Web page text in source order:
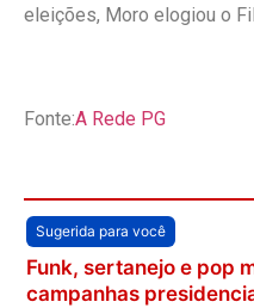
eleições, Moro elogiou o
Fonte:A Rede PG
Sugerida para você
Funk, sertanejo e pop
campanhas